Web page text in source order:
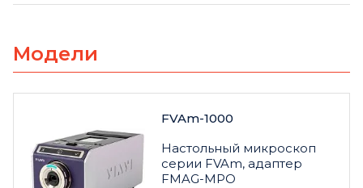
Модели
FVAm-1000
Настольный микроскоп
серии FVAm, адаптер
FMAG-MPO